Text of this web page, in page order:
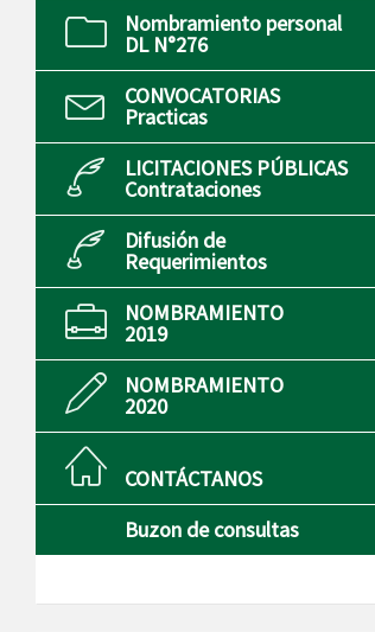
Nombramiento personal
DL N°276
CONVOCATORIAS
Practicas
LICITACIONES PÚBLICAS
Contrataciones
Difusión de
Requerimientos
NOMBRAMIENTO
2019
NOMBRAMIENTO
2020
CONTÁCTANOS
Buzon de consultas